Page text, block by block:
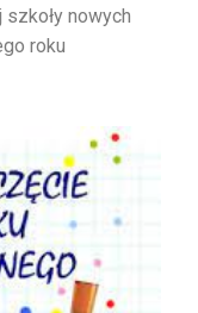
nowych
roku